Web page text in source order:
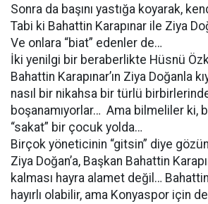
Sonra da başını yastığa koyarak,
Tabi ki Bahattin Karapınar ile Ziya
Ve onlara “biat” edenler de…
İki yenilgi bir beraberlikte Hüsnü
Bahattin Karapınar’ın Ziya Doğanla
nasıl bir nikahsa bir türlü
boşanamıyorlar… Ama bilmeliler ki,
“sakat” bir çocuk yolda…
Birçok yöneticinin “gitsin” diye
Ziya Doğan’a, Başkan Bahattin
kalması hayra alamet değil…
hayırlı olabilir, ama Konyaspor için